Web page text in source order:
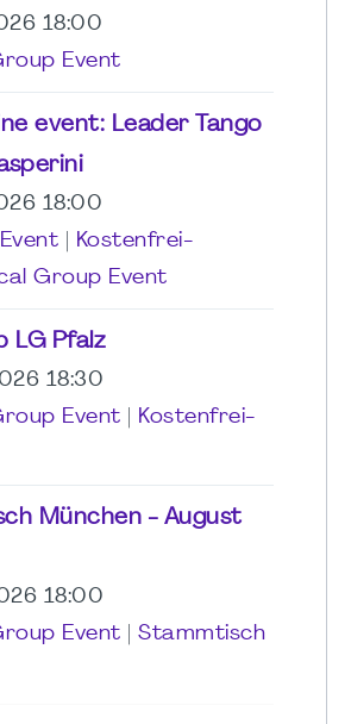
18:00
Event
event: Leader Tango
18:00
Kostenfrei-
Group Event
LG Pfalz
18:30
Event
Kostenfrei-
München - August
18:00
Event
Stammtisch